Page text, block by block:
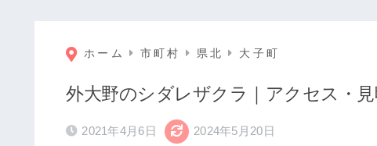
ホーム 市町村 県北 大子町
外大野のシダレザクラ｜アクセス・
2021年4月6日 2024年5月20日